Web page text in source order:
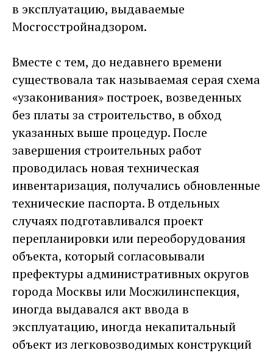
в эксплуатацию, выдаваемые
Мосгосстройнадзором.
Вместе с тем, до недавнего времени
существовала так называемая серая схема
«узаконивания» построек, возведенных
без платы за строительство, в обход
указанных выше процедур. После
завершения строительных работ
проводилась новая техническая
инвентаризация, получались обновленные
технические паспорта. В отдельных
случаях подготавливался проект
перепланировки или переоборудования
объекта, который согласовывали
префектуры административных округов
города Москвы или Мосжилинспекция,
иногда выдавался акт ввода в
эксплуатацию, иногда некапитальный
объект из легковозводимых конструкций